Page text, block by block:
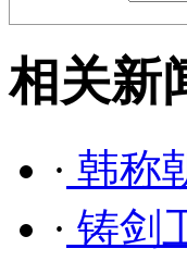
相关新
· 韩称
· 铸剑